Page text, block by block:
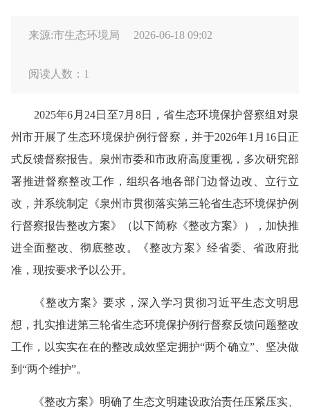
来源:市生态环境局 2026-06-18 09:02
阅读人数： 1
2025年6 月 24日至7月 8日，省生态环境保护督察组对泉
州市开展了生态环境保护例行督察，并于2026年1 月 16 日正
式反馈督察报告。泉州市委和市政府高度重视，多次研究部
署推进督察整改工作，组织各地各部门边督边改、立行立
改，并系统制定《泉州市贯彻落实第三轮省生态环境保护例
行督察报告整改方案》（以下简称《整改方案》），加快推
进全面整改、彻底整改。《整改方案》经省委、省政府批
准，现按要求予以公开。
《整改方案》要求，深入学习贯彻习近平生态文明思
想， 扎实推进第三轮省生态环境保护例行督察反馈问题整改
工作 ， 以实实在在的整改成效坚定拥护“两个确立”、坚决做
到 “两个维护”。
《整改方案》 明确了生态文明建设政治责任压紧压实、